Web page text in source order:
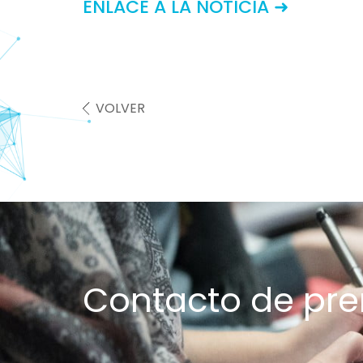
ENLACE A LA NOTICIA ➜
VOLVER
Contacto de